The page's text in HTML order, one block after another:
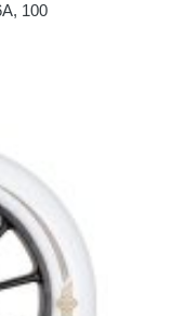
100